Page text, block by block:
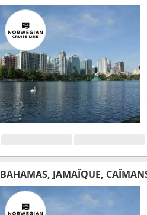
BAHAMAS, JAMAÏQUE,